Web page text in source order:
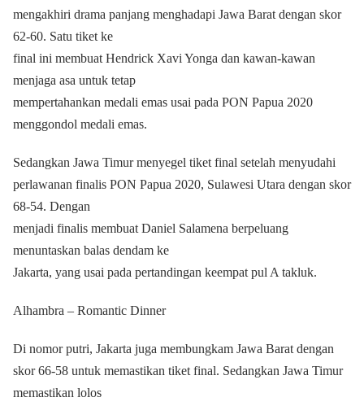
mengakhiri drama panjang menghadapi Jawa Barat dengan skor
62-60. Satu tiket ke
final ini membuat Hendrick Xavi Yonga dan kawan-kawan
menjaga asa untuk tetap
mempertahankan medali emas usai pada PON Papua 2020
menggondol medali emas.
Sedangkan Jawa Timur menyegel tiket final setelah menyudahi
perlawanan finalis PON Papua 2020, Sulawesi Utara dengan skor
68-54. Dengan
menjadi finalis membuat Daniel Salamena berpeluang
menuntaskan balas dendam ke
Jakarta, yang usai pada pertandingan keempat pul A takluk.
Alhambra – Romantic Dinner
Di nomor putri, Jakarta juga membungkam Jawa Barat dengan
skor 66-58 untuk memastikan tiket final. Sedangkan Jawa Timur
memastikan lolos